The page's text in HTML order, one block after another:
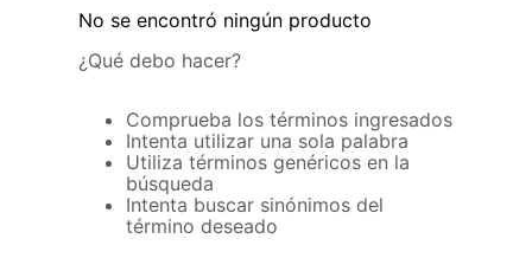
No se encontró ningún producto
¿Qué debo hacer?
Comprueba los términos ingresados
Intenta utilizar una sola palabra
Utiliza términos genéricos en la
búsqueda
Intenta buscar sinónimos del
término deseado